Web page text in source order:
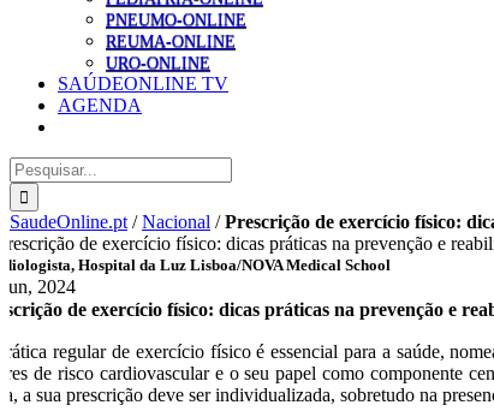
PNEUMO-ONLINE
REUMA-ONLINE
URO-ONLINE
SAÚDEONLINE TV
AGENDA
Pesquisar
SaudeOnline.pt /Nacional /Prescrição de exercício físico:
Hospital da Luz Lisboa/NOVA Medical School
2024
de exercício físico: dicas práticas na prevenção e
regular de exercício físico é essencial para a saúde,
de risco cardiovascular e o seu papel como componente
a sua prescrição deve ser individualizada, sobretudo na